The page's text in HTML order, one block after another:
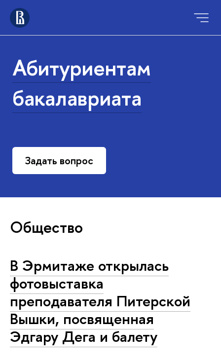
Абитуриентам
бакалавриата
Задать вопрос
Общество
В Эрмитаже открылась
фотовыставка
преподавателя Питерской
Вышки, посвященная
Эдгару Дега и балету